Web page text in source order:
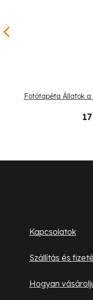
Fotótapéta Állatok
Kapcsolatok
Szállítás és
Hogyan